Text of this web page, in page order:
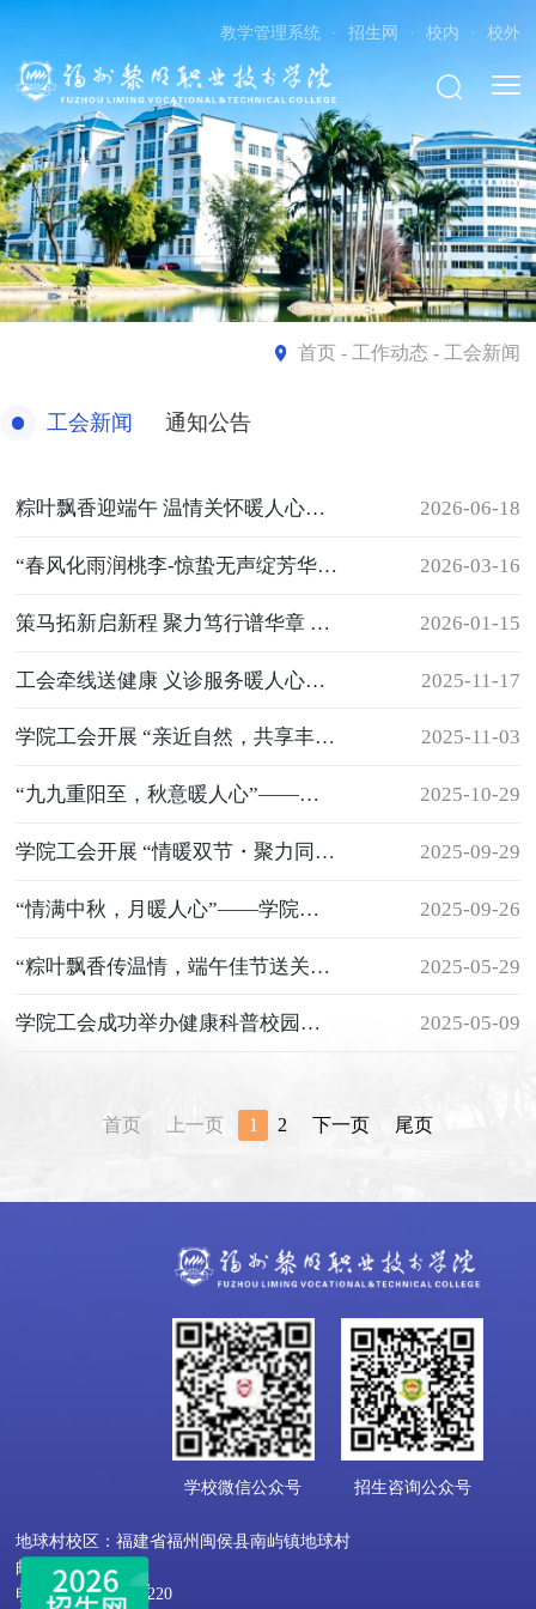
教学管理系统 · 招生网 · 校内 · 校外
首页- 工作动态 - 工会新闻
工会新闻 通知公告
粽叶飘香迎端午 温情关怀暖人心——我院工会开展端午系列主题活动 2026-06-18
“春风化雨润桃李-惊蛰无声绽芳华” ——福州黎明职业技术学院工会庆祝“三八妇女节”集体观影活动 2026-03-16
策马拓新启新程 聚力笃行谱华章 ——福州黎明职业技术学院2026年教职工迎新联欢会圆满落幕 2026-01-15
工会牵线送健康 义诊服务暖人心—— 学院工会开展为期两天的中医义诊活动 2025-11-17
学院工会开展 “亲近自然，共享丰收” ——橄榄采摘活动 2025-11-03
“九九重阳至，秋意暖人心”——学院工会开展 2025年重阳节活动 2025-10-29
学院工会开展 “情暖双节・聚力同行” 主题团建活动 2025-09-29
“情满中秋，月暖人心”——学院工会开展 2025年中秋节活动 2025-09-26
“粽叶飘香传温情，端午佳节送关怀”——学院工会开展2025年端午节活动 2025-05-29
学院工会成功举办健康科普校园行活动 2025-05-09
首页 上一页 1 2 下一页 尾页
学校微信公众号 招生咨询公众号
地球村校区：福建省福州闽侯县南屿镇地球村
邮编：350109
电话：0591-22818220